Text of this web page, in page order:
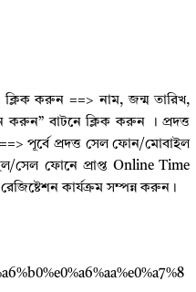
ক্লিক করুন ==> নাম, জন্ম তারিখ,
করুন” বাটনে ক্লিক করুন । প্রদত্ত
পূর্বে প্রদত্ত সেল ফোন/মোবাইল
সেল ফোনে প্রাপ্ত Online Time
কার্যক্রম সম্পন্ন করুন।